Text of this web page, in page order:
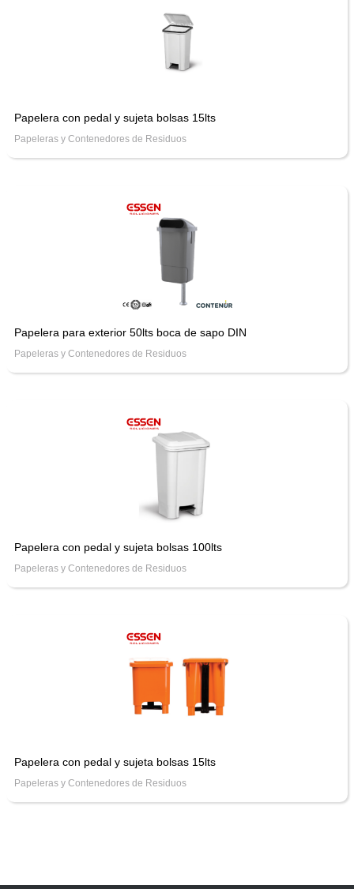
Papelera con pedal y sujeta bolsas 15lts
Papeleras y Contenedores de Residuos
Papelera para exterior 50lts boca de sapo DIN
Papeleras y Contenedores de Residuos
Papelera con pedal y sujeta bolsas 100lts
Papeleras y Contenedores de Residuos
Papelera con pedal y sujeta bolsas 15lts
Papeleras y Contenedores de Residuos